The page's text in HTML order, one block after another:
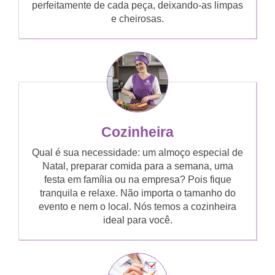
perfeitamente de cada peça, deixando-as limpas
e cheirosas.
Cozinheira
Qual é sua necessidade: um almoço especial de
Natal, preparar comida para a semana, uma
festa em família ou na empresa? Pois fique
tranquila e relaxe. Não importa o tamanho do
evento e nem o local. Nós temos a cozinheira
ideal para você.